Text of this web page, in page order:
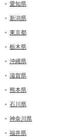
愛知県
新潟県
東京都
栃木県
沖縄県
滋賀県
熊本県
石川県
神奈川県
福井県